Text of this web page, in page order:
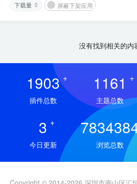
下载量
屏蔽下架应用
没有找到相关的内
1903 +
插件总数
1161 +
主题总数
3 +
今日更新 浏览总数